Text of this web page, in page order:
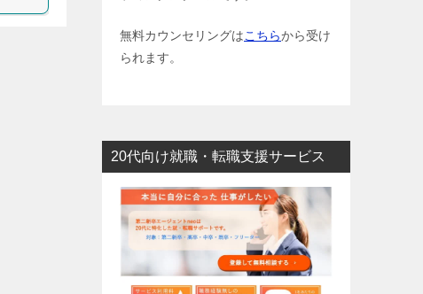
無料カウンセリングはこちらから受け
られます。
20代向け就職・転職支援サービス